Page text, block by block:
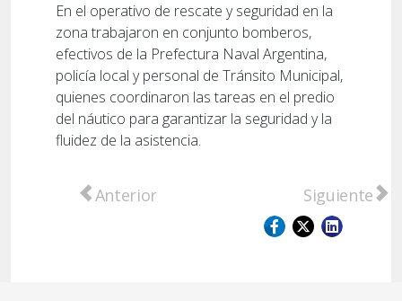
En el operativo de rescate y seguridad en la
zona trabajaron en conjunto bomberos,
efectivos de la Prefectura Naval Argentina,
policía local y personal de Tránsito Municipal,
quienes coordinaron las tareas en el predio
del náutico para garantizar la seguridad y la
fluidez de la asistencia.
Artículo anterior: Manejaba alcoholizado,
Anterior Artículo
Siguiente